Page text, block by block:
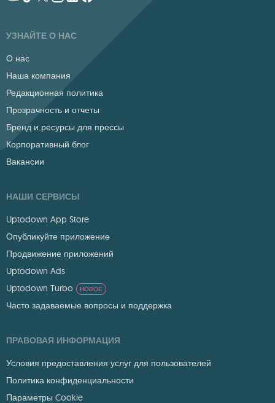
УЗНАЙТЕ О НАС
О нас
Наша компания
Редакционная политика
Прозрачность и отчеты
Бренд и ресурсы для прессы
Корпоративный блог
Вакансии
НАШИ СЕРВИСЫ
Uptodown App Store
Опубликуйте приложение
Продвижение приложений
Uptodown Ads
Uptodown Turbo
НОВОЕ
Часто задаваемые вопросы и поддержка
ПРАВОВАЯ ИНФОРМАЦИЯ
Условия предоставления услуг для пользователей
Политика конфиденциальности
Параметры Cookie